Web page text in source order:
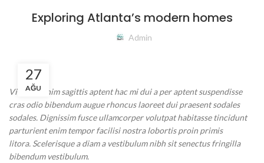
Exploring Atlanta’s modern homes
Admin
27
AĞU
Vivamus enim sagittis aptent hac mi dui a per aptent suspendisse
cras odio bibendum augue rhoncus laoreet dui praesent sodales
sodales. Dignissim fusce ullamcorper volutpat habitasse tincidunt
parturient enim tempor facilisi nostra lobortis proin primis
litora. Scelerisque a diam a vestibulum nibh sit senectus fringilla
bibendum vestibulum.